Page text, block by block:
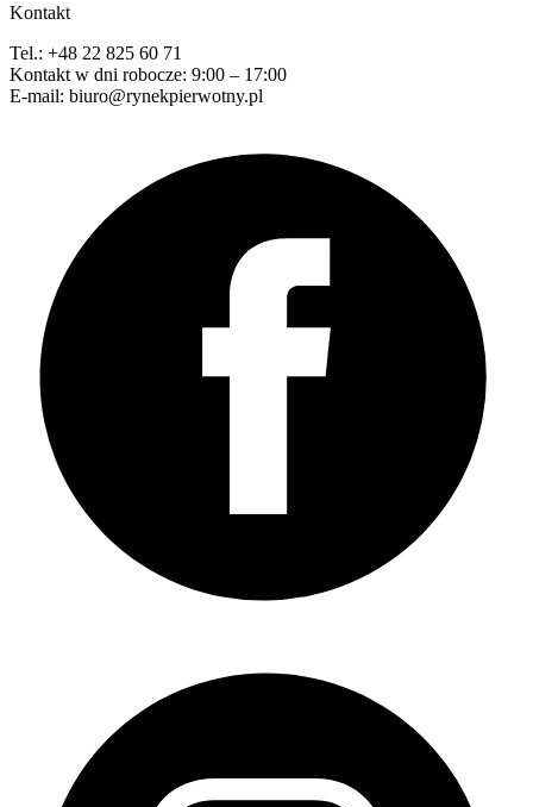
Kontakt
Tel.: +48 22 825 60 71
Kontakt w dni robocze: 9:00 – 17:00
E-mail: biuro@rynekpierwotny.pl